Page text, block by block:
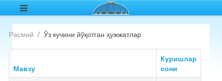
Расмий Ўз кучини йўқотган ҳужжатлар
Мавзу
Куришлар
сони